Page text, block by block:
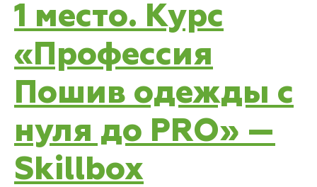
1 место. Курс
«Профессия
Пошив одежды с
нуля до PRO» —
Skillbox